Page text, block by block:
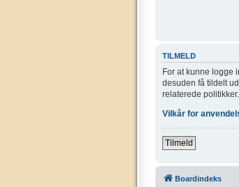
TILMELD
For at kunne logge
desuden få tildelt
relaterede
Vilkår for
Tilmeld
Boardindeks